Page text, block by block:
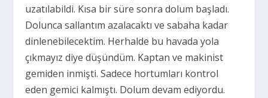
uzatılabildi. Kısa bir süre sonra dolum başladı.
Dolunca sallantım azalacaktı ve sabaha kadar
dinlenebilecektim. Herhalde bu havada yola
çıkmayız diye düşündüm. Kaptan ve makinist
gemiden inmişti. Sadece hortumları kontrol
eden gemici kalmıştı. Dolum devam ediyordu.